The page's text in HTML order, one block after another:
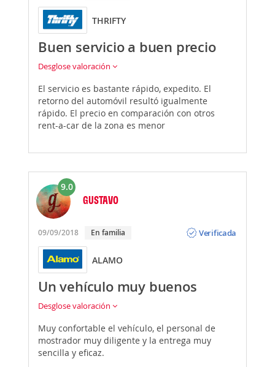
THRIFTY
Buen servicio a buen precio
Desglose valoración
El servicio es bastante rápido, expedito. El
retorno del automóvil resultó igualmente
rápido. El precio en comparación con otros
rent-a-car de la zona es menor
9.0
GUSTAVO
09/09/2018 En familia
Verificada
ALAMO
Un vehículo muy buenos
Desglose valoración
Muy confortable el vehículo, el personal de
mostrador muy diligente y la entrega muy
sencilla y eficaz.